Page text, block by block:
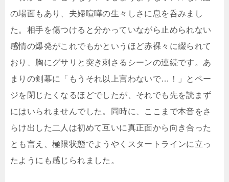
の場面もあり、夫婦喧嘩の生々しさに息を呑みまし
た。相手を傷つけると分かっていながら止められない
感情の爆発がこれでもかというほど赤裸々に綴られて
おり、胸にグサリと突き刺さるシーンの連続です。あ
まりの剣幕に「もうそれ以上言わないで…！」とペー
ジを閉じたくなるほどでしたが、それでも先を読まず
にはいられませんでした。同時に、ここまで本音をさ
らけ出した二人は初めて互いに真正面から向き合った
とも言え、極限状態でようやくスタートラインに立っ
たようにも感じられました。